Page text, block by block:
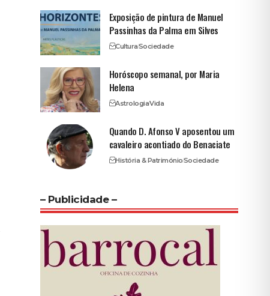
Exposição de pintura de Manuel
Passinhas da Palma em Silves
CulturaSociedade
Horóscopo semanal, por Maria
Helena
AstrologiaVida
Quando D. Afonso V aposentou um
cavaleiro acontiado do Benaciate
História & PatrimónioSociedade
– Publicidade –